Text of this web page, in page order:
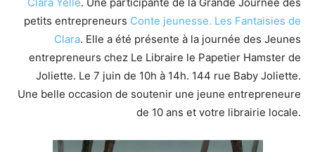
petits entrepreneurs Conte jeunesse. Les Fantaisies de
Clara. Elle a été présente à la journée des Jeunes
entrepreneurs chez Le Libraire le Papetier Hamster de
Joliette. Le 7 juin de 10h à 14h. 144 rue Baby Joliette.
Une belle occasion de soutenir une jeune entrepreneure
de 10 ans et votre librairie locale.